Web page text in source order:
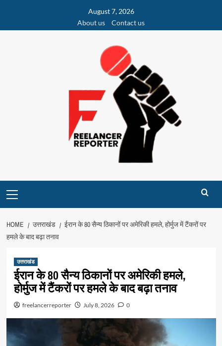
content
August 7, 2026
About us
Contact us
Menu
HOME उत्तराखंड
ईरान के 80 सैन्य ठिकानों पर अमेरिकी हमले, होर्मुज में टैंकरों पर
हमले के बाद बढ़ा तनाव
उत्तराखंड
ईरान के 80 सैन्य ठिकानों पर अमेरिकी हमले,
होर्मुज में टैंकरों पर हमले के बाद बढ़ा तनाव
freelancerreporter July 8, 2026 0